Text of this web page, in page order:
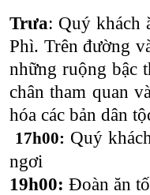
Trưa: Quý khách
Phì. Trên đường
những ruộng bậc
chân tham quan
hóa các bản dân
17h00: Quý
ngơi
19h00: Đoàn ăn